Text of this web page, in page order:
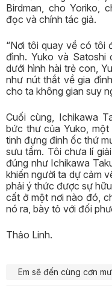
Birdman, cho Yoriko,
đọc và chính tác giả.
“Nơi tôi quay về có tôi
đình. Yuko và
dưới hình hài trẻ con,
như nút thắt về gia
cho ta không gian suy
Cuối cùng, Ichikawa
bức thư của Yuko,
tinh đựng đinh ốc thứ
sưu tầm. Tôi chưa lí
đúng như Ichikawa
khiến người ta dự cảm
phải ý thức được sự
cất ở một nơi nào đó,
nó ra, bày tỏ với đối
Thảo Linh.
Em sẽ đến cùng cơn